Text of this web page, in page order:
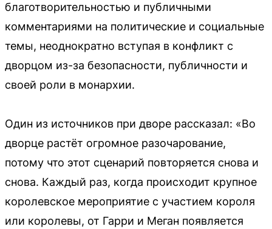
благотворительностью и публичными
комментариями на политические и социальные
темы, неоднократно вступая в конфликт с
дворцом из-за безопасности, публичности и
своей роли в монархии.
Один из источников при дворе рассказал: «Во
дворце растёт огромное разочарование,
потому что этот сценарий повторяется снова и
снова. Каждый раз, когда происходит крупное
королевское мероприятие с участием короля
или королевы, от Гарри и Меган появляется